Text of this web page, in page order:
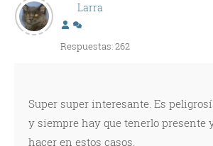
Larra
Respuestas: 262
Super super interesante. Es
y siempre hay que tenerlo presente
hacer en estos casos.